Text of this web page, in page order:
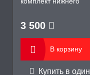
Obsessive
3 500
В корзину
Купить в один